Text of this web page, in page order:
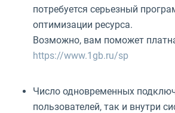
потребуется серьезный
оптимизации ресурса.
Возможно, вам поможет
https://www.1gb.ru/sp
Число одновременных
пользователей, так и внутри